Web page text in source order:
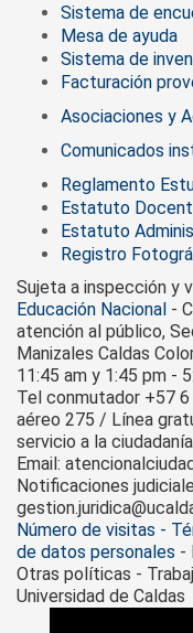
Sistema de
Mesa de ayuda
Sistema de
Facturación
Asociaciones y
Comunicados
Reglamento
Estatuto
Estatuto
Registro
Sujeta a inspección y
Educación Nacional -
atención al público,
Manizales Caldas
11:45 am y 1:45 pm -
Tel conmutador +57
aéreo 275 / Línea
servicio a la
Email:
Notificaciones
Número de visitas -
de datos personales -
Otras políticas -
Universidad de Caldas